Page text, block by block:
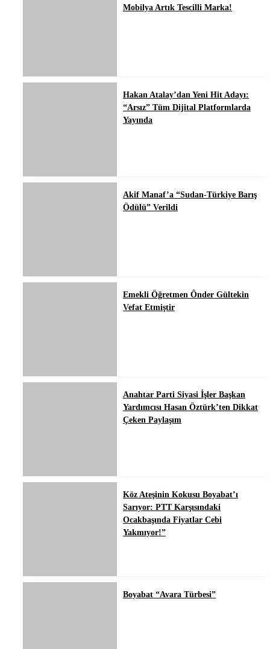
Mobilya Artık Tescilli Marka!
Hakan Atalay’dan Yeni Hit Adayı:
“Arsız” Tüm Dijital Platformlarda
Yayında
Akif Manaf’a “Sudan-Türkiye Barış
Ödülü” Verildi
Emekli Öğretmen Ônder Gültekin
Vefat Etmiştir
Anahtar Parti Siyasi İşler Başkan
Yardımcısı Hasan Öztürk’ten Dikkat
Çeken Paylaşım
Köz Ateşinin Kokusu Boyabat’ı
Sarıyor: PTT Karşısındaki
Ocakbaşında Fiyatlar Cebi
Yakmıyor!”
Boyabat “Avara Türbesi”